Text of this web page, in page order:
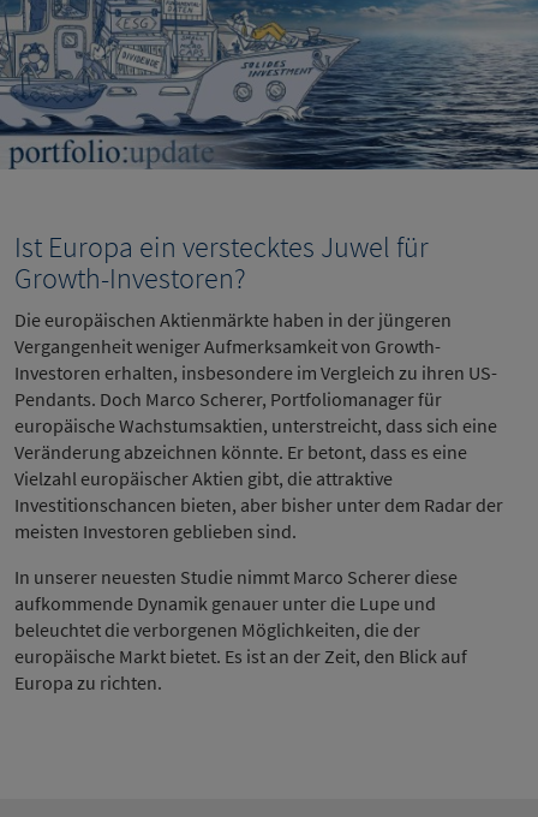
Ist Europa ein verstecktes Juwel für
Growth-Investoren?
Die europäischen Aktienmärkte haben in der jüngeren
Vergangenheit weniger Aufmerksamkeit von Growth-
Investoren erhalten, insbesondere im Vergleich zu ihren US-
Pendants. Doch Marco Scherer, Portfoliomanager für
europäische Wachstumsaktien, unterstreicht, dass sich eine
Veränderung abzeichnen könnte. Er betont, dass es eine
Vielzahl europäischer Aktien gibt, die attraktive
Investitionschancen bieten, aber bisher unter dem Radar der
meisten Investoren geblieben sind.
In unserer neuesten Studie nimmt Marco Scherer diese
aufkommende Dynamik genauer unter die Lupe und
beleuchtet die verborgenen Möglichkeiten, die der
europäische Markt bietet. Es ist an der Zeit, den Blick auf
Europa zu richten.